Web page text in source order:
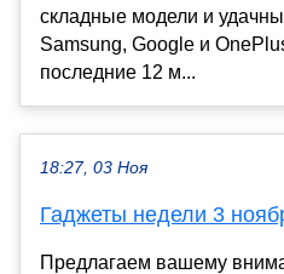
складные модели и
Samsung, Google и
последние 12 м...
18:27, 03 Ноя
Гаджеты недели 3
Предлагаем вашему